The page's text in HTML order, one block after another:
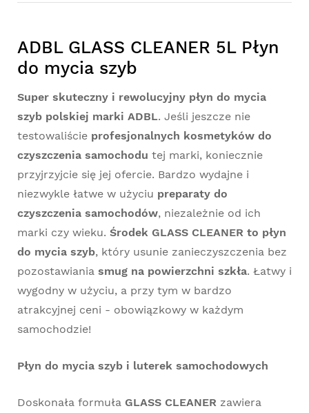
ADBL GLASS CLEANER 5L Płyn
do mycia szyb
Super skuteczny i rewolucyjny płyn do mycia
szyb polskiej marki ADBL. Jeśli jeszcze nie
testowaliście profesjonalnych kosmetyków do
czyszczenia samochodu tej marki, koniecznie
przyjrzyjcie się jej ofercie. Bardzo wydajne i
niezwykle łatwe w użyciu preparaty do
czyszczenia samochodów, niezależnie od ich
marki czy wieku. Środek GLASS CLEANER to płyn
do mycia szyb, który usunie zanieczyszczenia bez
pozostawiania smug na powierzchni szkła. Łatwy i
wygodny w użyciu, a przy tym w bardzo
atrakcyjnej ceni - obowiązkowy w każdym
samochodzie!
Płyn do mycia szyb i luterek samochodowych
Doskonała formuła GLASS CLEANER zawiera